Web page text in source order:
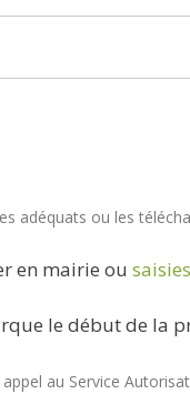
adéquats ou les
en mairie ou
le début de la
au Service